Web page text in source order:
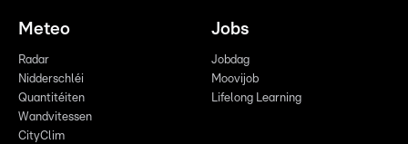
Meteo
Radar
Nidderschléi
Quantitéiten
Wandvitessen
CityClim
Jobs
Jobdag
Moovijob
Lifelong Learning